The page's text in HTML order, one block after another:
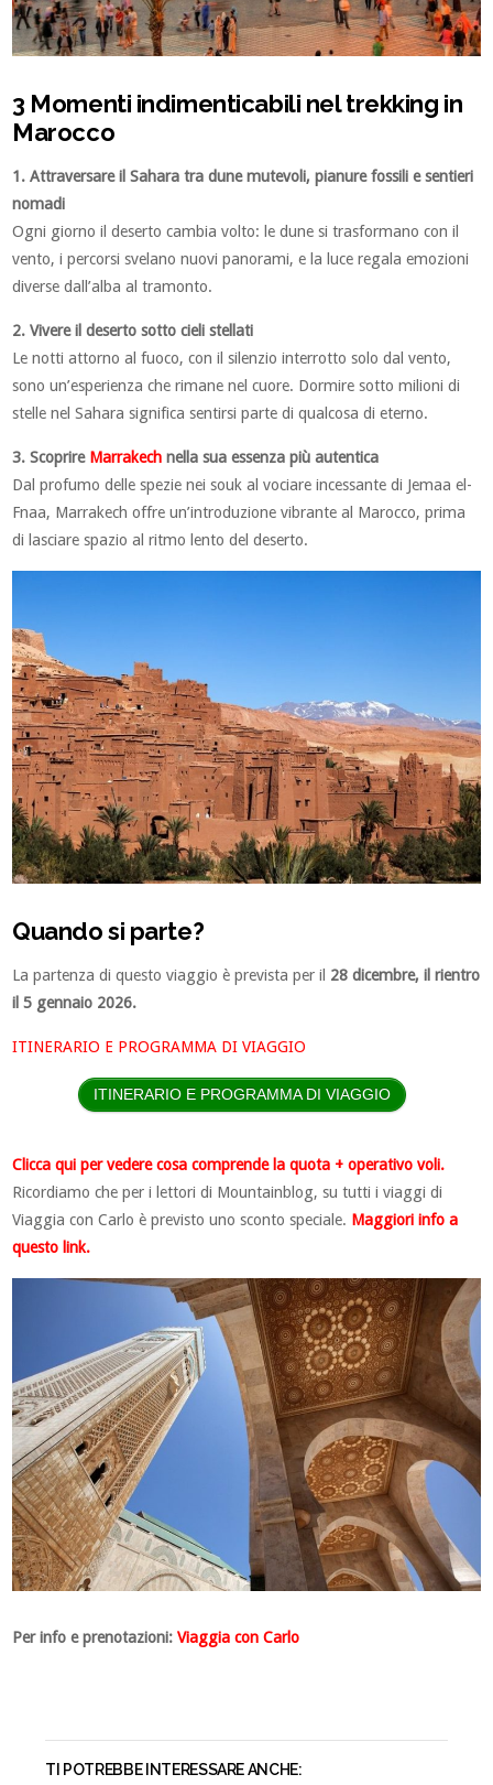
3 Momenti indimenticabili nel trekking in
Marocco
1. Attraversare il Sahara tra dune mutevoli, pianure fossili e sentieri
nomadi
Ogni giorno il deserto cambia volto: le dune si trasformano con il
vento, i percorsi svelano nuovi panorami, e la luce regala emozioni
diverse dall’alba al tramonto.
2. Vivere il deserto sotto cieli stellati
Le notti attorno al fuoco, con il silenzio interrotto solo dal vento,
sono un’esperienza che rimane nel cuore. Dormire sotto milioni di
stelle nel Sahara significa sentirsi parte di qualcosa di eterno.
3. Scoprire Marrakech nella sua essenza più autentica
Dal profumo delle spezie nei souk al vociare incessante di Jemaa el-
Fnaa, Marrakech offre un’introduzione vibrante al Marocco, prima
di lasciare spazio al ritmo lento del deserto.
Quando si parte?
La partenza di questo viaggio è prevista per il 28 dicembre, il rientro
il 5 gennaio 2026.
ITINERARIO E PROGRAMMA DI VIAGGIO
ITINERARIO E PROGRAMMA DI VIAGGIO
Clicca qui per vedere cosa comprende la quota + operativo voli.
Ricordiamo che per i lettori di Mountainblog, su tutti i viaggi di
Viaggia con Carlo è previsto uno sconto speciale. Maggiori info a
questo link.
Per info e prenotazioni: Viaggia con Carlo
TI POTREBBE INTERESSARE ANCHE: